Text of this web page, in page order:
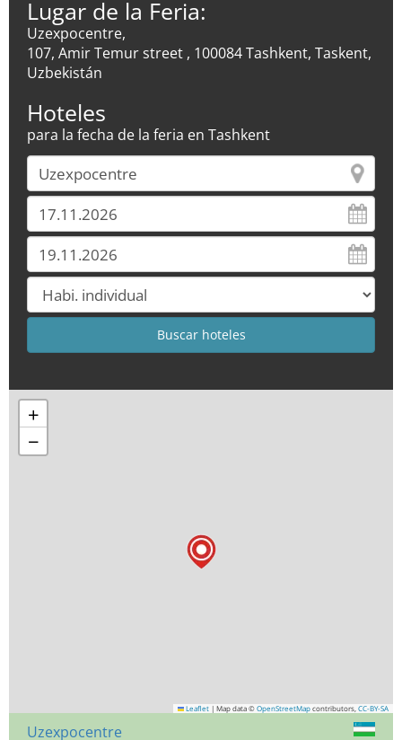
Lugar de la Feria:
Uzexpocentre,
107, Amir Temur street , 100084 Tashkent, Taskent,
Uzbekistán
Hoteles
para la fecha de la feria en Tashkent
+
−
Leaflet | Map data © OpenStreetMap contributors, CC-BY-SA
Uzexpocentre